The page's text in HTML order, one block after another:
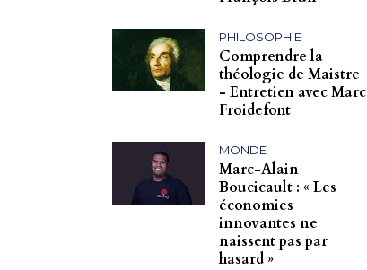
PHILOSOPHIE
Comprendre la
théologie de Maistre
- Entretien avec Marc
Froidefont
MONDE
Marc-Alain
Boucicault : « Les
économies
innovantes ne
naissent pas par
hasard »